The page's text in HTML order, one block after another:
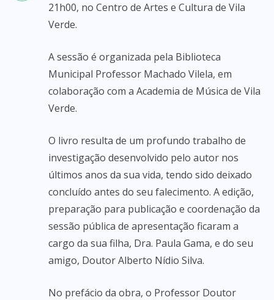
21h00, no Centro de Artes e Cultura de Vila
Verde.
A sessão é organizada pela Biblioteca
Municipal Professor Machado Vilela, em
colaboração com a Academia de Música de Vila
Verde.
O livro resulta de um profundo trabalho de
investigação desenvolvido pelo autor nos
últimos anos da sua vida, tendo sido deixado
concluído antes do seu falecimento. A edição,
preparação para publicação e coordenação da
sessão pública de apresentação ficaram a
cargo da sua filha, Dra. Paula Gama, e do seu
amigo, Doutor Alberto Nídio Silva.
No prefácio da obra, o Professor Doutor